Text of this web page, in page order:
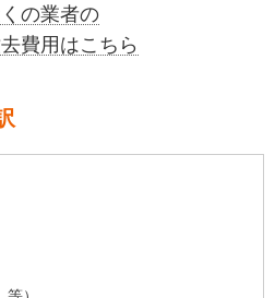
の業者の
費用はこちら